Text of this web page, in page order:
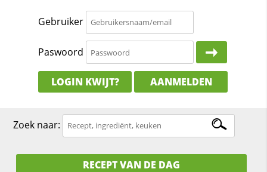
Gebruiker
Paswoord
LOGIN KWIJT? AANMELDEN
Zoek naar:
RECEPT VAN DE DAG